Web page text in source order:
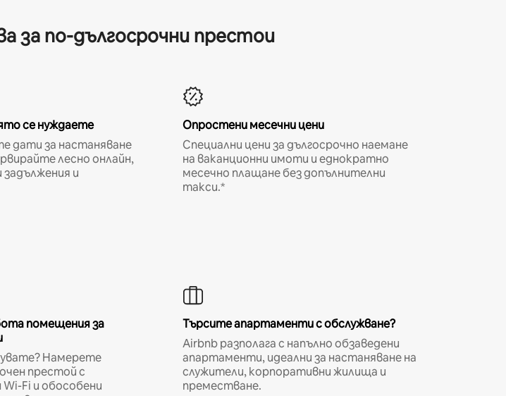
за по-дългосрочни престои
се нуждаете
дати за настаняване
лесно онлайн,
и
Опростени месечни цени
Специални цени за дългосрочно наемане
на ваканционни имоти и еднократно
месечно плащане без допълнителни
такси.*
помещения за
Намерете
престой с
Fi и обособени
Търсите апартаменти с обслужване?
Airbnb разполага с напълно обзаведени
апартаменти, идеални за настаняване на
служители, корпоративни жилища и
преместване.